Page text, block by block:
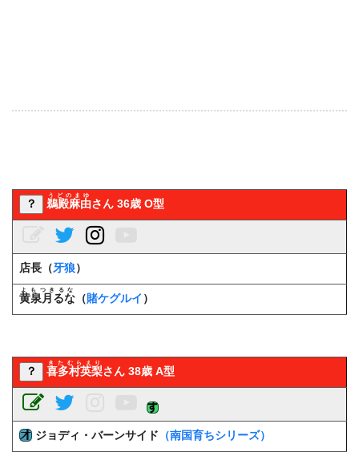
？ 鵜殿麻由
うどのまゆ
さん 36歳 O型
店長（牙狼）
黄泉月るな
よもつきるな
（賭ケグルイ ）
？ 喜多村英梨
きたむらえり
さん 38歳 A型
ジョディ・バーンサイド （南国育ちシリーズ）